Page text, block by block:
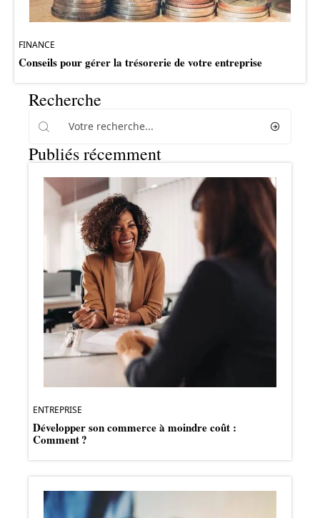
FINANCE
Conseils pour gérer la trésorerie de votre entreprise
Recherche
Publiés récemment
ENTREPRISE
Développer son commerce à moindre coût :
Comment ?